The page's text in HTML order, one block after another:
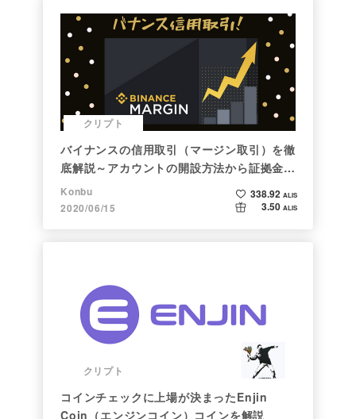
クリプト
バイナンスの信用取引（マージン取引）を徹
底解説～アカウントの開設方法から証拠金計
算例まで～
Konbu
2020/06/15
338.92 ALIS
3.50 ALIS
クリプト
コインチェックに上場が決まったEnjin
Coin（エンジンコイン）コインを解説